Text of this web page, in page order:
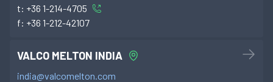
t: +36 1-214-4705
f: +36 1-212-42107
VALCO MELTON INDIA
india@valcomelton.com